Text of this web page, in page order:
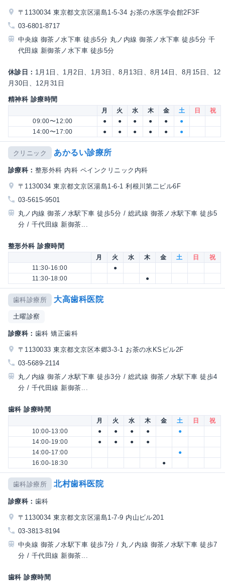
〒1130034 東京都文京区湯島1-5-34 お茶の水医学会館2F3F
03-6801-8717
中央線 御茶ノ水下車 徒歩5分 丸ノ内線 御茶ノ水下車 徒歩5分 千
代田線 新御茶ノ水下車 徒歩5分
休診日： 1月1日、1月2日、1月3日、8月13日、8月14日、8月15日、12
月30日、12月31日
精神科 診療時間
月 火 水 木 金 土 日
祝
09:00〜12:00
● ● ● ● ●
●
14:00〜17:00
● ● ● ● ● ●
クリニック あかるい診療所
診療科： 整形外科 内科 ペインクリニック内科
〒1130034 東京都文京区湯島1-6-1 利根川第二ビル6F
03-5615-9501
丸ノ内線 御茶ノ水駅下車 徒歩5分 / 総武線 御茶ノ水駅下車 徒歩5
分 / 千代田線 新御茶...
整形外科 診療時間
月 火 水 木 金 土 日
祝
11:30-16:00
●
11:30-18:00
●
歯科診療所 大高歯科医院
土曜診察
診療科： 歯科 矯正歯科
〒1130033 東京都文京区本郷3-3-1 お茶の水KSビル2F
03-5689-2114
丸ノ内線 御茶ノ水駅下車 徒歩3分 / 総武線 御茶ノ水駅下車 徒歩4
分 / 千代田線 新御茶...
歯科 診療時間
月 火 水 木 金 土 日
祝
10:00-13:00
● ● ● ●
●
14:00-19:00
● ● ●
●
14:00-17:00
●
16:00-18:30
●
歯科診療所 北村歯科医院
診療科： 歯科
〒1130034 東京都文京区湯島1-7-9 内山ビル201
03-3813-8194
中央線 御茶ノ水駅下車 徒歩7分 / 丸ノ内線 御茶ノ水駅下車 徒歩7
分 / 千代田線 新御茶...
歯科 診療時間